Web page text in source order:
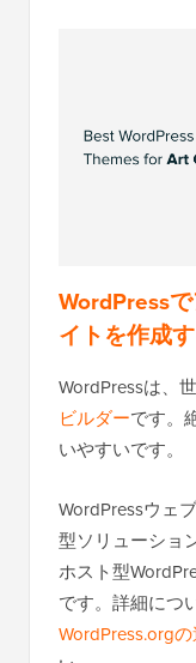
WordPress
イトを作成
WordPressは、
ビルダーです。
いやすいです。
WordPressウェ
型ソリューショ
ホスト型
です。詳細につ
WordPress.org